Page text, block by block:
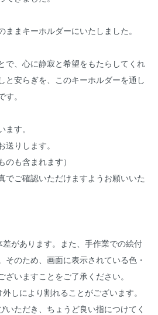
まキーホルダーにいたしました。
で、心に静寂と希望をもたらしてくれ
と安らぎを、このキーホルダーを通し
。
す。
りします。
のも含まれます）
でご確認いただけますようお願いいた
があります。また、手作業での絵付
そのため、画面に表示されている色・
いますことをご了承ください。
しにより割れることがございます。
いただき、ちょうど良い指につけてく